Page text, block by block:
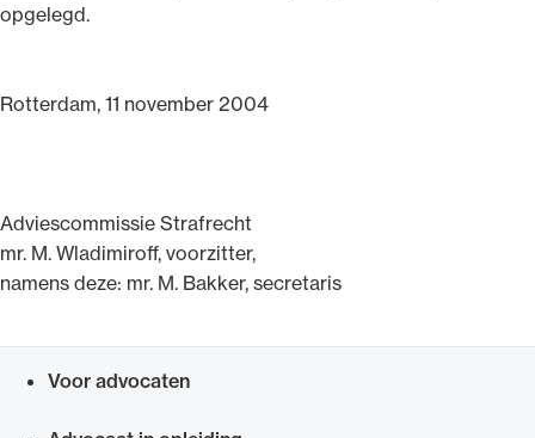
opgelegd.
Rotterdam, 11 november 2004
Adviescommissie Strafrecht
mr. M. Wladimiroff, voorzitter,
namens deze: mr. M. Bakker, secretaris
Voor advocaten